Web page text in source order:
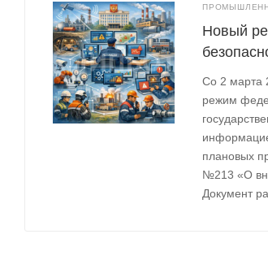
Новый
Со 2 марта
режим
плановых
№213 «О
Документ